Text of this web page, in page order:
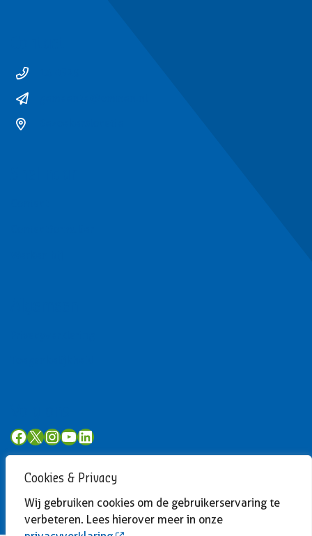
Cookies & Privacy
Wij gebruiken cookies om de gebruikerservaring te
verbeteren. Lees hierover meer in onze
Facebook
X Instagram
YouTube
LinkedIn